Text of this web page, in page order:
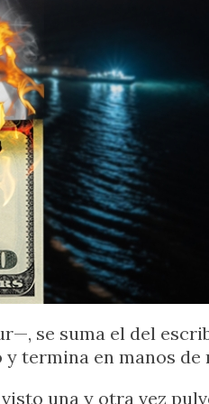
se suma el del
termina en manos de
una y otra vez